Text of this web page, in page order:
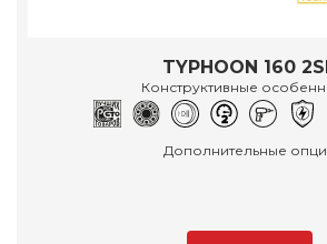
TYPHOON 160
Конструктивные
Дополнительные